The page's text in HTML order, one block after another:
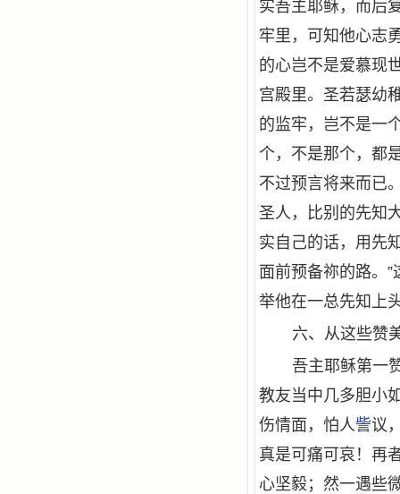
实吾主耶稣，而后
牢里，可知他心志
的心岂不是爱慕现
宫殿里。圣若瑟幼
的监牢，岂不是一
个，不是那个，都
不过预言将来而已
圣人，比别的先知
实自己的话，用先
面前预备祢的路。
举他在一总先知上
六、从这些赞
吾主耶稣第一
教友当中几多胆小
伤情面，怕人訾议
真是可痛可哀！再
心坚毅；然一遇些